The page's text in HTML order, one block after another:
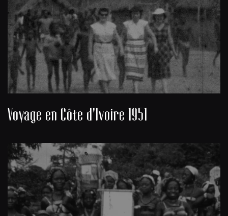
Voyage en Côte d'Ivoire 1951